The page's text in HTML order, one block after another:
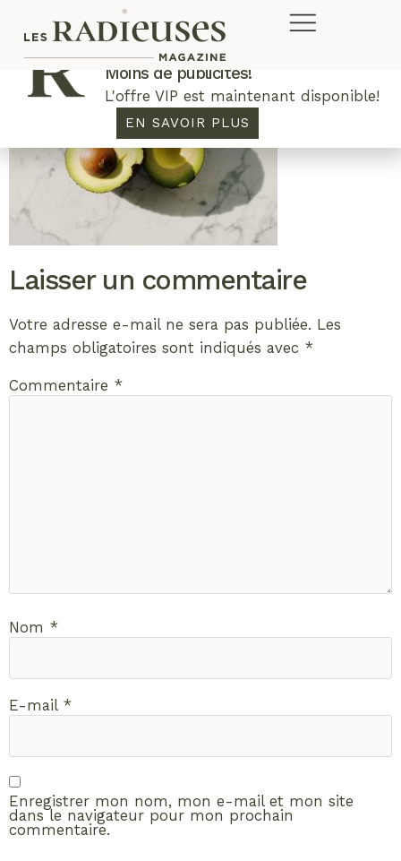
Laisser un commentaire
Votre adresse e-mail ne sera pas publiée. Les
champs obligatoires sont indiqués avec *
Commentaire *
Nom *
E-mail *
Enregistrer mon nom, mon e-mail et mon site
dans le navigateur pour mon prochain
commentaire.
Plus de concours. Plus de rabais.
Moins de publicités!
L'offre VIP est maintenant disponible!
EN SAVOIR PLUS